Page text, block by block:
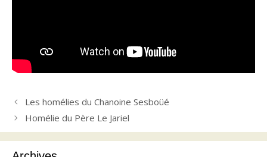
Les homélies du Chanoine Sesboüé
Homélie du Père Le Jariel